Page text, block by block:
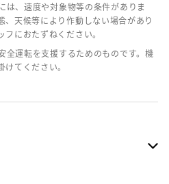
、速度や対象物等の条件がありま
、天候等により作動しない場合があり
におたずねください。
全運転を支援するためのものです。機
てください。